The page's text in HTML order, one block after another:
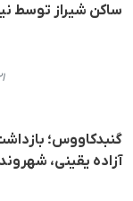
ساکن شیراز توسط
۲۱
گنبدکاووس؛
آزاده یقینی،